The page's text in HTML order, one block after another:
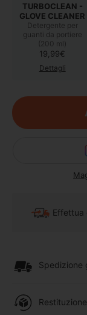
TURBOCLEAN -
GLOVE CLEANER
Detergente per
guanti da portiere
(200 ml)
Prezzo di
19,99€
Dettagli
Effettua
Spedizione